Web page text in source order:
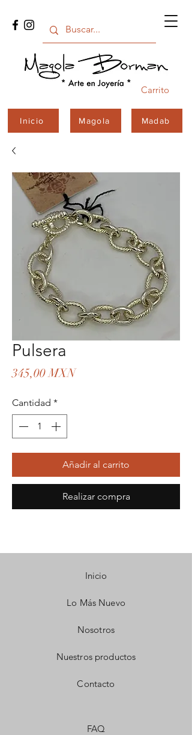
Carrito
Inicio Magola Madab
Pulsera
345,00 MXNPrecio
Cantidad *
Añadir al carrito
Realizar compra
Inicio
Lo Más Nuevo
Nosotros
Nuestros productos
Contacto
FAQ